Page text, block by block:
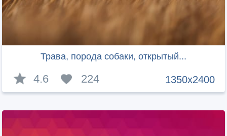
Трава, порода собаки, открытый...
1350x2400
4.6 224